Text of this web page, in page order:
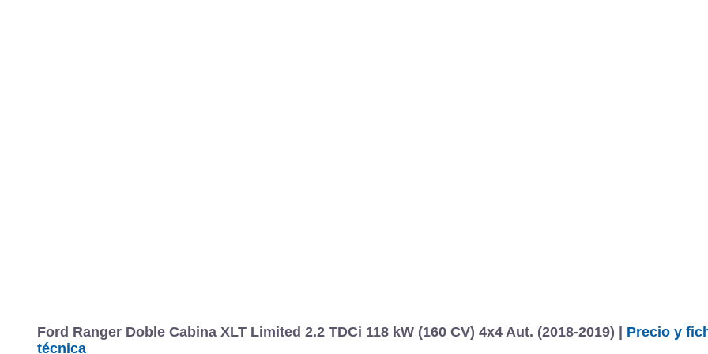
Ford Ranger Doble Cabina XLT Limited 2.2 TDCi 118 kW (160 CV) 4x4 Aut. (2018-2019) | Precio y
técnica